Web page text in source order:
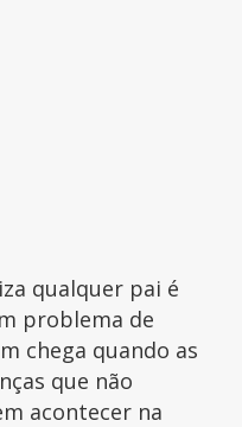
qualquer pai é
problema de
chega quando as
que não
acontecer na